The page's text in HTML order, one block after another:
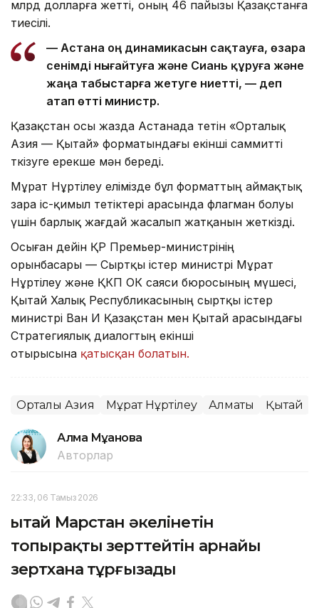
млрд долларға жетті, оның 46 пайызы Қазақстанға
тиесілі.
— Астана оң динамикасын сақтауға, өзара
сенімді нығайтуға және Сиань құруға және
жаңа табыстарға жетуге ниетті, — деп
атап өтті министр.
Қазақстан осы жазда Астанада өтетін «Орталық
Азия — Қытай» форматындағы екінші саммитті
өткізуге ерекше мән береді.
Мұрат Нұртілеу елімізде бұл форматтың аймақтық
өзара іс-қимыл тетіктері арасында флагман болуы
үшін барлық жағдай жасалып жатқанын жеткізді.
Осыған дейін ҚР Премьер-министрінің
орынбасары — Сыртқы істер министрі Мұрат
Нұртілеу және ҚКП ОК саяси бюросының мүшесі,
Қытай Халық Республикасының сыртқы істер
министрі Ван И Қазақстан мен Қытай арасындағы
Стратегиялық диалогтың екінші
отырысына қатысқан болатын.
Орталық Азия Мұрат Нұртілеу Алматы Қытай
Алма Мұқанова
Авторлар
22:33, 06 Тамыз 2026
Қытай Марстан әкелінетін
топырақты зерттейтін арнайы
зертхана тұрғызады